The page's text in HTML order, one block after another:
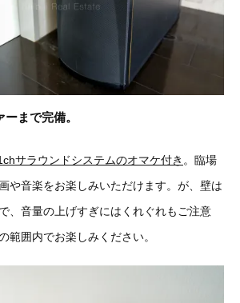
まで完備。
サラウンドシステムのオマケ付き 。臨場
や音楽をお楽しみいただけます。が、壁は
、音量の上げすぎにはくれぐれもご注意
範囲内でお楽しみください。